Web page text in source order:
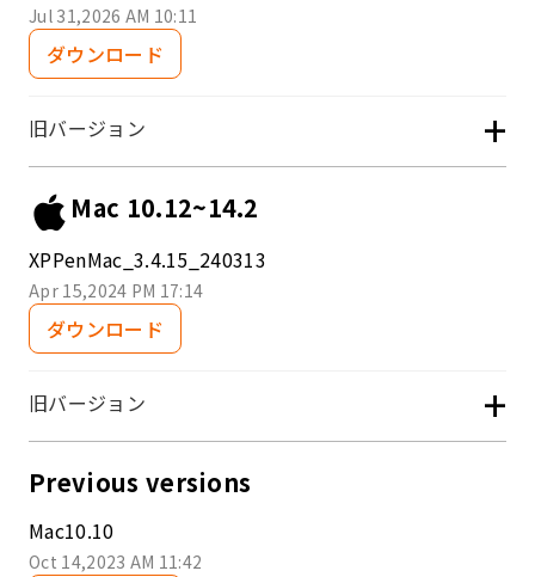
Jul 31,2026 AM 10:11
ダウンロード
旧バージョン +
Mac 10.12~14.2
XPPenMac_3.4.15_240313
Apr 15,2024 PM 17:14
ダウンロード
旧バージョン +
Previous versions
Mac10.10
Oct 14,2023 AM 11:42